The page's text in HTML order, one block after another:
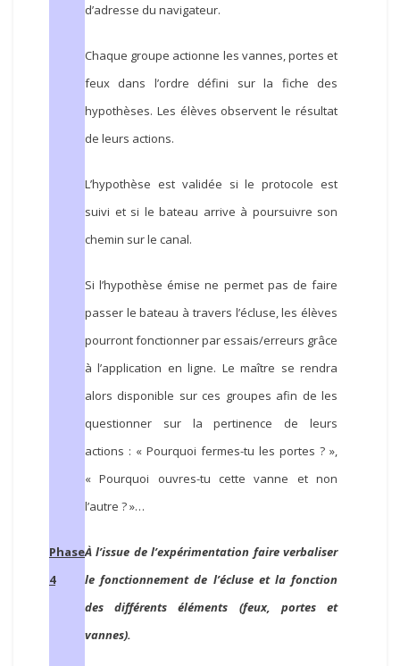
d’adresse du navigateur.
Chaque groupe actionne les vannes, portes et
feux dans l’ordre défini sur la fiche des
hypothèses. Les élèves observent le résultat
de leurs actions.
L’hypothèse est validée si le protocole est
suivi et si le bateau arrive à poursuivre son
chemin sur le canal.
Si l’hypothèse émise ne permet pas de faire
passer le bateau à travers l’écluse, les élèves
pourront fonctionner par essais/erreurs grâce
à l’application en ligne. Le maître se rendra
alors disponible sur ces groupes afin de les
questionner sur la pertinence de leurs
actions : « Pourquoi fermes-tu les portes ? »,
« Pourquoi ouvres-tu cette vanne et non
l’autre ? »…
Phase
4
À l’issue de l’expérimentation faire verbaliser
le fonctionnement de l’écluse et la fonction
des différents éléments (feux, portes et
vannes).